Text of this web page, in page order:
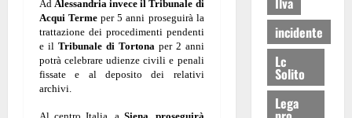
Ad Alessandria invece il Tribunale di
Acqui Terme per 5 anni proseguirà la
trattazione dei procedimenti pendenti
e il Tribunale di Tortona per 2 anni
potrà celebrare udienze civili e penali
fissate e al deposito dei relativi
archivi.
incidente
Lc
Solito
Lega